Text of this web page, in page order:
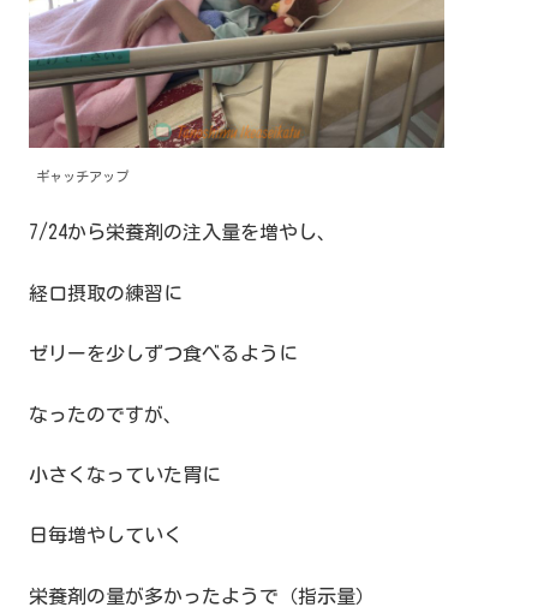
ギャッチアップ
7/24から栄養剤の注入量を増やし、
経口摂取の練習に
ゼリーを少しずつ食べるように
なったのですが、
小さくなっていた胃に
日毎増やしていく
栄養剤の量が多かったようで（指示量）